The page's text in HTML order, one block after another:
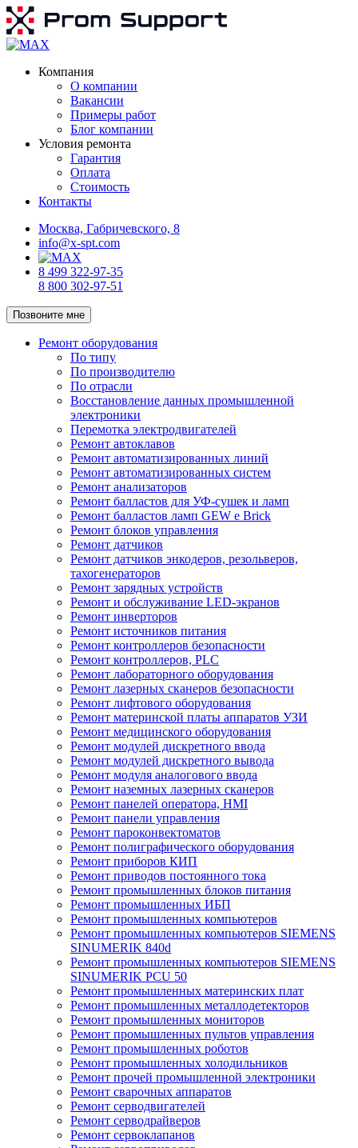
Компания
О компании
Вакансии
Примеры работ
Блог компании
Условия ремонта
Гарантия
Оплата
Стоимость
Контакты
Москва, Габричевского, 8
info@x-spt.com
8 499 322-97-35
8 800 302-97-51
Позвоните мне
Ремонт оборудования
По типу
По производителю
По отрасли
Восстановление данных промышленной
электроники
Перемотка электродвигателей
Ремонт автоклавов
Ремонт автоматизированных линий
Ремонт автоматизированных систем
Ремонт анализаторов
Ремонт балластов для УФ-сушек и ламп
Ремонт балластов ламп GEW e Brick
Ремонт блоков управления
Ремонт датчиков
Ремонт датчиков энкодеров, резольверов,
тахогенераторов
Ремонт зарядных устройств
Ремонт и обслуживание LED-экранов
Ремонт инверторов
Ремонт источников питания
Ремонт контроллеров безопасности
Ремонт контроллеров, PLC
Ремонт лабораторного оборудования
Ремонт лазерных сканеров безопасности
Ремонт лифтового оборудования
Ремонт материнской платы аппаратов УЗИ
Ремонт медицинского оборудования
Ремонт модулей дискретного ввода
Ремонт модулей дискретного вывода
Ремонт модуля аналогового ввода
Ремонт наземных лазерных сканеров
Ремонт панелей оператора, HMI
Ремонт панели управления
Ремонт пароконвектоматов
Ремонт полиграфического оборудования
Ремонт приборов КИП
Ремонт приводов постоянного тока
Ремонт промышленных блоков питания
Ремонт промышленных ИБП
Ремонт промышленных компьютеров
Ремонт промышленных компьютеров SIEMENS
SINUMERIK 840d
Ремонт промышленных компьютеров SIEMENS
SINUMERIK PCU 50
Ремонт промышленных материнских плат
Ремонт промышленных металлодетекторов
Ремонт промышленных мониторов
Ремонт промышленных пультов управления
Ремонт промышленных роботов
Ремонт промышленных холодильников
Ремонт прочей промышленной электроники
Ремонт сварочных аппаратов
Ремонт серводвигателей
Ремонт серводрайверов
Ремонт сервоклапанов